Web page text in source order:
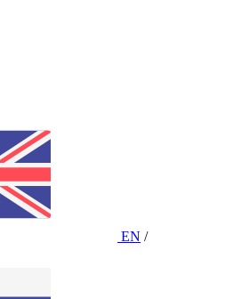
EN /